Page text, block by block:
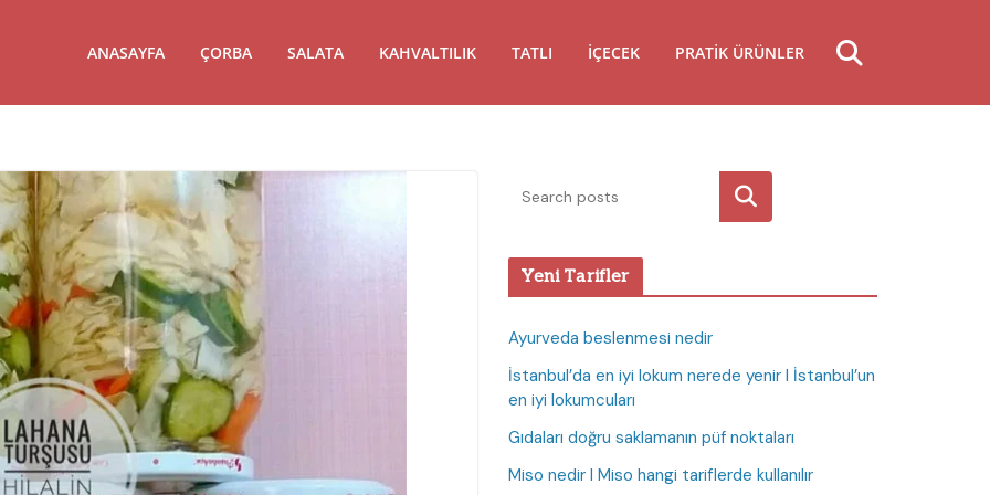
ANASAYFA ÇORBA SALATA KAHVALTILIK TATLI İÇECEK PRATIK ÜRÜNLER
Ara
Yeni Tarifler
Ayurveda beslenmesi nedir
İstanbul’da en iyi lokum nerede yenir I İstanbul’un
en iyi lokumcuları
Gıdaları doğru saklamanın püf noktaları
Miso nedir I Miso hangi tariflerde kullanılır